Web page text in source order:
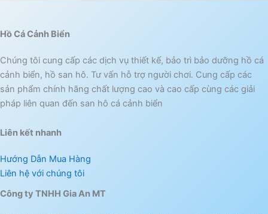
Hồ Cá Cảnh Biển
Chúng tôi cung cấp các dịch vụ thiết kế, bảo trì bảo dưỡng hồ cá
cảnh biển, hồ san hô. Tư vấn hỗ trợ người chơi. Cung cấp các
sản phẩm chính hãng chất lượng cao và cao cấp cùng các giải
pháp liên quan đến san hô cá cảnh biển
Liên kết nhanh
Hướng Dẫn Mua Hàng
Liên hệ với chúng tôi
Công ty TNHH Gia An MT